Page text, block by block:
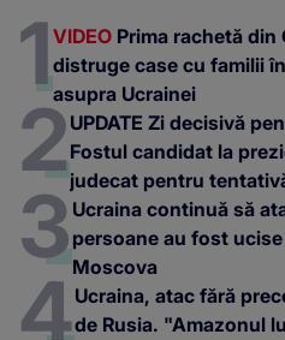
VIDEO Prima rachetă din
distruge case cu familii
asupra Ucrainei
UPDATE Zi decisivă
Fostul candidat la
judecat pentru
Ucraina continuă să
persoane au fost
Moscova
Ucraina, atac fără
de Rusia. "Amazonul